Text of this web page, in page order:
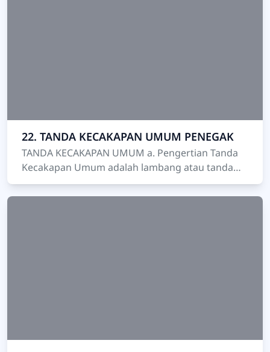
22. TANDA KECAKAPAN UMUM PENEGAK
TANDA KECAKAPAN UMUM a. Pengertian Tanda
Kecakapan Umum adalah lambang atau tanda
yang menunjukkan tingkat kecakapan umum
yang dimiliki oleh seor…